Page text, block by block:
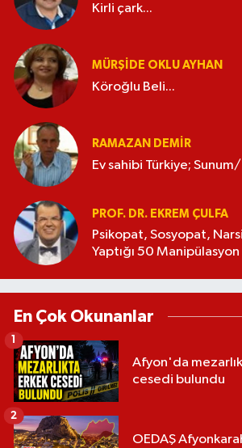
Kirli çark...
MÜRŞIDE OKLU AYHAN
Köroğlu Beli...
RAMAZAN DEMİR
Ev sahibi Türkiye; Sunum/
PROF. DR. EKREM ÇULFA
Psikopat, Sosyopat,
Yaptığı 50 Manipülasyon
En Çok Okunanlar
Afyon'da
cesedi bulundu
1
OEDAŞ
2